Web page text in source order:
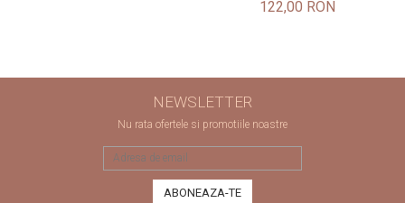
122,00 RON
NEWSLETTER
Nu rata ofertele si promotiile noastre